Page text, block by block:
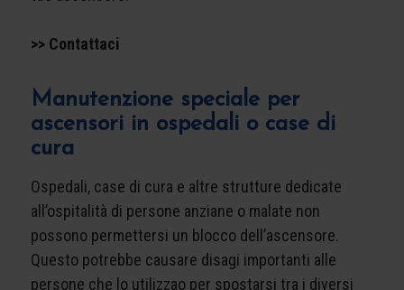
>> Contattaci
Manutenzione speciale per
ascensori in ospedali o case di
cura
Ospedali, case di cura e altre strutture dedicate
all’ospitalità di persone anziane o malate non
possono permettersi un blocco dell’ascensore.
Questo potrebbe causare disagi importanti alle
persone che lo utilizzao per spostarsi tra i diversi